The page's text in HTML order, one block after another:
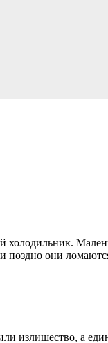
холодильник.
поздно они
излишество, а